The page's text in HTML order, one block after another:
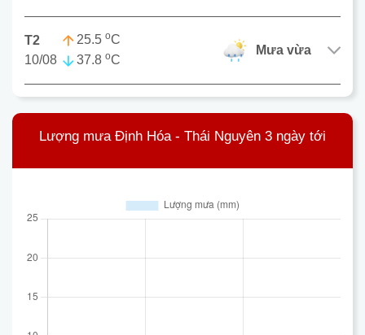
T2
10/08
25.5 oC
37.8 oC
mưa vừa
Lượng mưa Định Hóa - Thái Nguyên 3 ngày tới